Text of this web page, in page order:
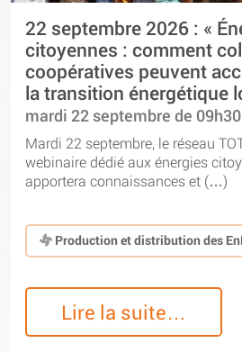
22 septembre 2026 : «
citoyennes : comment
coopératives peuvent
la transition énergétique
mardi 22 septembre de
Mardi 22 septembre, le réseau
webinaire dédié aux énergies
apportera connaissances et (…)
Production et distribution des
Lire la suite…